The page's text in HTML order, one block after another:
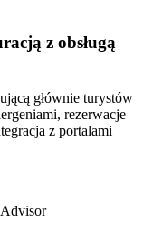
z obsługą
głównie turystów
rezerwacje
z portalami